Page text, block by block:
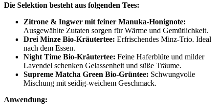
Die Selektion besteht aus folgenden Tees:
Zitrone & Ingwer mit feiner Manuka-Honignote:
Ausgewählte Zutaten sorgen für Wärme und Gemütlichkeit.
Drei Minze Bio-Kräutertee: Erfrischendes Minz-Trio. Ideal
nach dem Essen.
Night Time Bio-Kräutertee: Feine Haferblüte und milder
Lavendel schenken Gelassenheit und süße Träume.
Supreme Matcha Green Bio-Grüntee: Schwungvolle
Mischung mit seidig-weichem Geschmack.
Anwendung: